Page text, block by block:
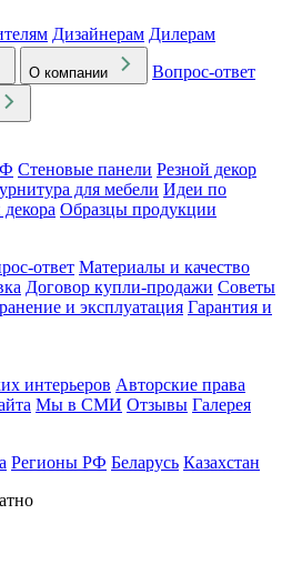
Дизайнерам Дилерам
О компании
Вопрос-ответ
Стеновые панели Резной декор
для мебели Идеи по
Образцы продукции
ответ Материалы и качество
Договор купли-продажи Советы
и эксплуатация Гарантия и
интерьеров Авторские права
Мы в СМИ Отзывы Галерея
Регионы РФ Беларусь Казахстан